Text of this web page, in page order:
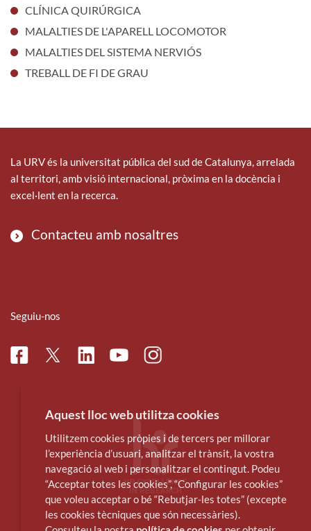
CLÍNICA QUIRÚRGICA
MALALTIES DE L'APARELL LOCOMOTOR
MALALTIES DEL SISTEMA NERVIÓS
TREBALL DE FI DE GRAU
La URV és la universitat pública del sud de Catalunya, arrelada
al territori, amb visió internacional, pròxima en la docència i
excel·lent en la recerca.
Contacteu amb nosaltres
Seguiu-nos
FacebookTwitterLinkedinYoutubeInstagram
Aquest lloc web utilitza cookies
Utilitzem cookies pròpies i de tercers per millorar
l’experiència d’usuari, analitzar el trànsit, la vostra
navegació al web i personalitzar el contingut. Podeu
“Acceptar totes les cookies”, “Configurar les cookies”
que voleu acceptar o bé “Rebutjar-les totes” (excepte
les cookies tècniques que són necessàries).